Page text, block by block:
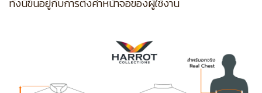
ทั้งนี้ขึ้นอยู่กับการตั้งค่าหน้าจอของผู้ใช้งาน